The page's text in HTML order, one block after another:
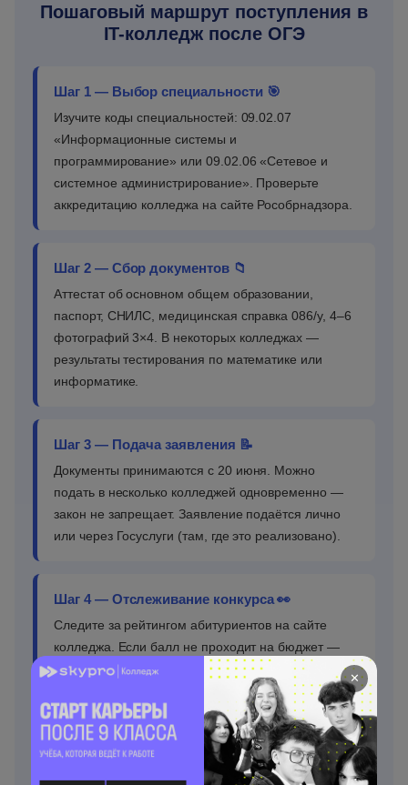
Пошаговый маршрут поступления в
IT-колледж после ОГЭ
Шаг 1 — Выбор специальности 🎯
Изучите коды специальностей: 09.02.07
«Информационные системы и
программирование» или 09.02.06 «Сетевое и
системное администрирование». Проверьте
аккредитацию колледжа на сайте Рособрнадзора.
Шаг 2 — Сбор документов 📁
Аттестат об основном общем образовании,
паспорт, СНИЛС, медицинская справка 086/у, 4–6
фотографий 3×4. В некоторых колледжах —
результаты тестирования по математике или
информатике.
Шаг 3 — Подача заявления 📝
Документы принимаются с 20 июня. Можно
подать в несколько колледжей одновременно —
закон не запрещает. Заявление подаётся лично
или через Госуслуги (там, где это реализовано).
Шаг 4 — Отслеживание конкурса 👀
Следите за рейтингом абитуриентов на сайте
колледжа. Если балл не проходит на бюджет —
оцените платные места: от 40 до 150 тыс. руб./
год. Часто это дешевле одного репетитора по ЕГЭ
за год.
Шаг 5 — Зачисление ✅
✕